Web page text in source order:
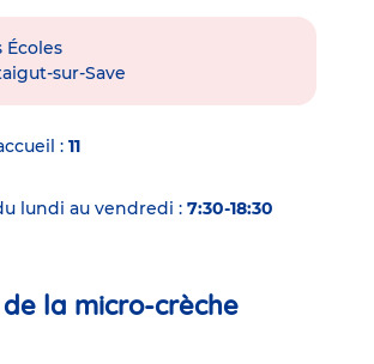
Écoles
sur-Save
11
lundi au vendredi : 7:30-18:30
la micro-crèche